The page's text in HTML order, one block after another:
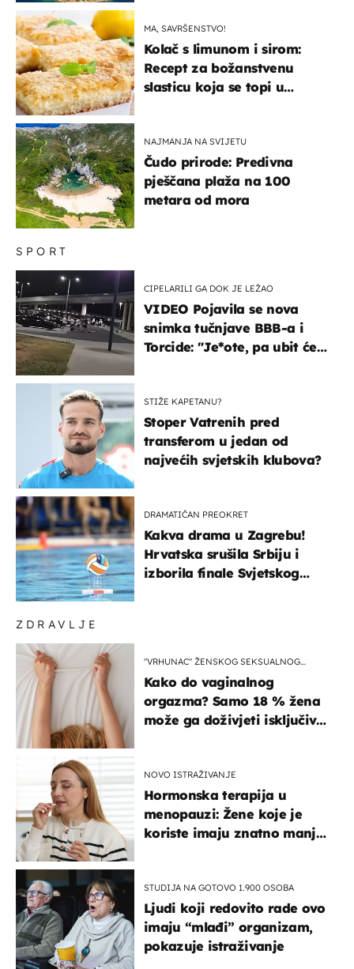
ZDRAVLJE
"VRHUNAC" ŽENSKOG SEKSUALNOG
Kako do vaginalnog
orgazma? Samo 18 % žena
može ga doživjeti isključivo
NOVO ISTRAŽIVANJE
Hormonska terapija u
menopauzi: Žene koje je
koriste imaju znatno manji
STUDIJA NA GOTOVO 1.900 OSOBA
Ljudi koji redovito rade ovo
imaju “mlađi” organizam,
pokazuje istraživanje
SPORT
CIPELARILI GA DOK JE LEŽAO
VIDEO Pojavila se nova
snimka tučnjave BBB-a i
Torcide: "Je*ote, pa ubit će
STIŽE KAPETANU?
Stoper Vatrenih pred
transferom u jedan od
najvećih svjetskih klubova?
DRAMATIČAN PREOKRET
Kakva drama u Zagrebu!
Hrvatska srušila Srbiju i
izborila finale Svjetskog
MA, SAVRŠENSTVO!
Kolač s limunom i sirom:
Recept za božanstvenu
slasticu koja se topi u
NAJMANJA NA SVIJETU
Čudo prirode: Predivna
pješčana plaža na 100
metara od mora